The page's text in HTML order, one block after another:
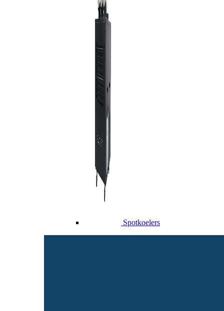
Spotkoelers